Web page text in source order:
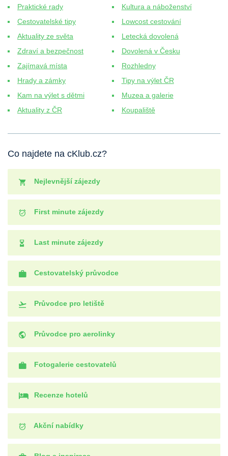
Praktické rady
Kultura a náboženství
Cestovatelské tipy
Lowcost cestování
Aktuality ze světa
Letecká dovolená
Zdraví a bezpečnost
Dovolená v Česku
Zajímavá místa
Rozhledny
Hrady a zámky
Tipy na výlet ČR
Kam na výlet s dětmi
Muzea a galerie
Aktuality z ČR
Koupaliště
Co najdete na cKlub.cz?
Nejlevnější zájezdy
First minute zájezdy
Last minute zájezdy
Cestovatelský průvodce
Průvodce pro letiště
Průvodce pro aerolinky
Fotogalerie cestovatelů
Recenze hotelů
Akční nabídky